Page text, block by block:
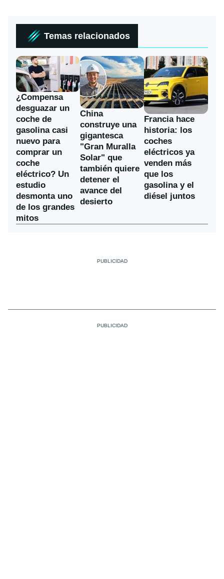
Temas relacionados
¿Compensa
desguazar un
coche de
gasolina casi
nuevo para
comprar un
coche
eléctrico? Un
estudio
desmonta uno
de los grandes
mitos
China
construye una
gigantesca
"Gran Muralla
Solar" que
también quiere
detener el
avance del
desierto
Francia hace
historia: los
coches
eléctricos ya
venden más
que los
gasolina y el
diésel juntos